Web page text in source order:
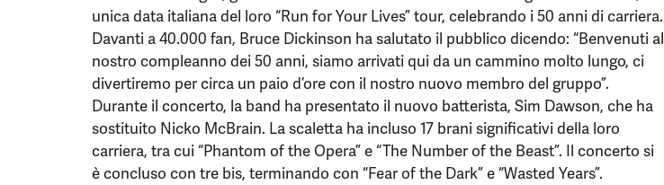
unica data italiana del loro “Run for Your Lives” tour, celebrando i 50 anni di carriera.
Davanti a 40.000 fan, Bruce Dickinson ha salutato il pubblico dicendo: “Benvenuti al
nostro compleanno dei 50 anni, siamo arrivati qui da un cammino molto lungo, ci
divertiremo per circa un paio d’ore con il nostro nuovo membro del gruppo”.
Durante il concerto, la band ha presentato il nuovo batterista, Sim Dawson, che ha
sostituito Nicko McBrain. La scaletta ha incluso 17 brani significativi della loro
carriera, tra cui “Phantom of the Opera” e “The Number of the Beast”. Il concerto si
è concluso con tre bis, terminando con “Fear of the Dark” e “Wasted Years”.